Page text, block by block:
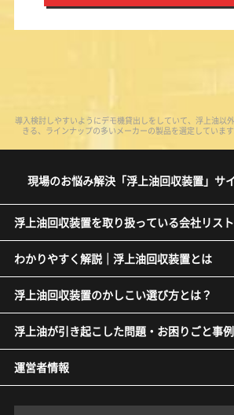
導入検討しやすいようにデモ機貸出しをしていて、浮上油以
きる、ラインナップの多いメーカーの製品を選定していま
現場のお悩み解決「浮上油回収装置」サ
浮上油回収装置を取り扱っている会社リスト
わかりやすく解説｜浮上油回収装置とは
浮上油回収装置のかしこい選び方とは？
浮上油が引き起こした問題・お困りごと事
運営者情報